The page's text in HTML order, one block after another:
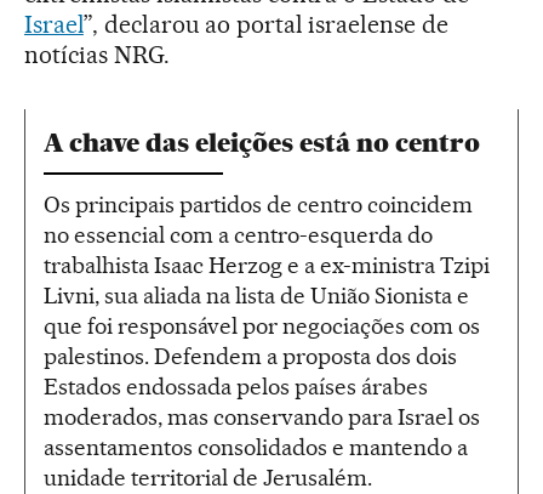
Israel”, declarou ao portal israelense de
notícias NRG.
A chave das eleições está no centro
Os principais partidos de centro coincidem
no essencial com a centro-esquerda do
trabalhista Isaac Herzog e a ex-ministra Tzipi
Livni, sua aliada na lista de União Sionista e
que foi responsável por negociações com os
palestinos. Defendem a proposta dos dois
Estados endossada pelos países árabes
moderados, mas conservando para Israel os
assentamentos consolidados e mantendo a
unidade territorial de Jerusalém.